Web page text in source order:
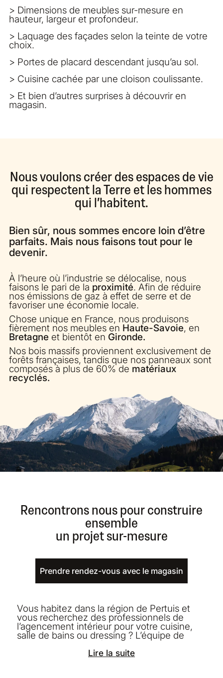
> Dimensions de meubles sur-mesure en
hauteur, largeur et profondeur.
> Laquage des façades selon la teinte de votre
choix.
> Portes de placard descendant jusqu’au sol.
> Cuisine cachée par une cloison coulissante.
> Et bien d’autres surprises à découvrir en
magasin.
Nous voulons créer des espaces de vie
qui respectent la Terre et les hommes
qui l’habitent.
Bien sûr, nous sommes encore loin d’être
parfaits. Mais nous faisons tout pour le
devenir.
À l’heure où l’industrie se délocalise, nous
faisons le pari de la proximité. Afin de réduire
nos émissions de gaz à effet de serre et de
favoriser une économie locale.
Chose unique en France, nous produisons
fièrement nos meubles en Haute-Savoie, en
Bretagne et bientôt en Gironde.
Nos bois massifs proviennent exclusivement de
forêts françaises, tandis que nos panneaux sont
composés à plus de 60% de matériaux
recyclés.
Rencontrons nous pour construire
ensemble
un projet sur-mesure
Prendre rendez-vous avec le magasin
Vous habitez dans la région de Pertuis et
vous recherchez des professionnels de
l’agencement intérieur pour votre cuisine,
salle de bains ou dressing ? L’équipe de
Cuisines Morel est là pour vous
accompagner dans la réalisation de votre
Lire la suite